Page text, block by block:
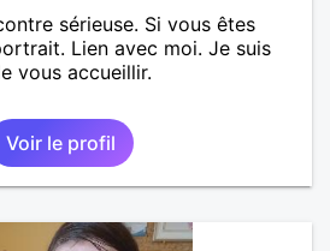
sérieuse. Si vous êtes
Lien avec moi. Je suis
vous accueillir.
Voir le profil